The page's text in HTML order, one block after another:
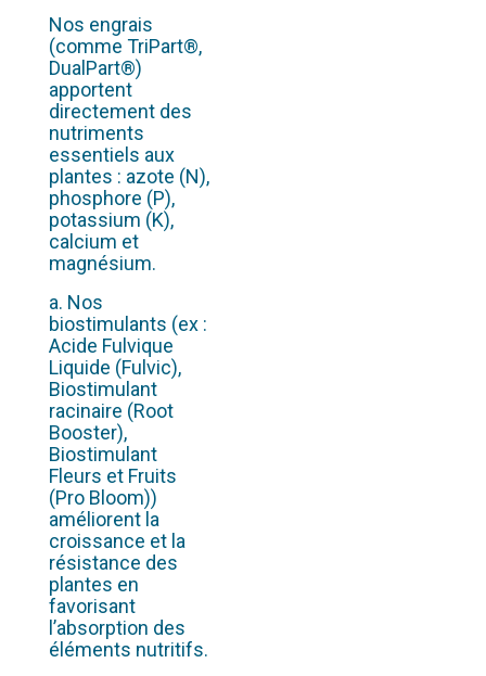
Nos engrais
(comme TriPart®,
DualPart®)
apportent
directement des
nutriments
essentiels aux
plantes : azote (N),
phosphore (P),
potassium (K),
calcium et
magnésium.
a. Nos
biostimulants (ex :
Acide Fulvique
Liquide (Fulvic),
Biostimulant
racinaire (Root
Booster),
Biostimulant
Fleurs et Fruits
(Pro Bloom))
améliorent la
croissance et la
résistance des
plantes en
favorisant
l’absorption des
éléments nutritifs.